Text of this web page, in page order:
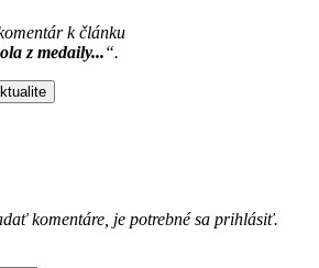
k článku
z medaily...“.
komentáre, je potrebné sa prihlásiť.